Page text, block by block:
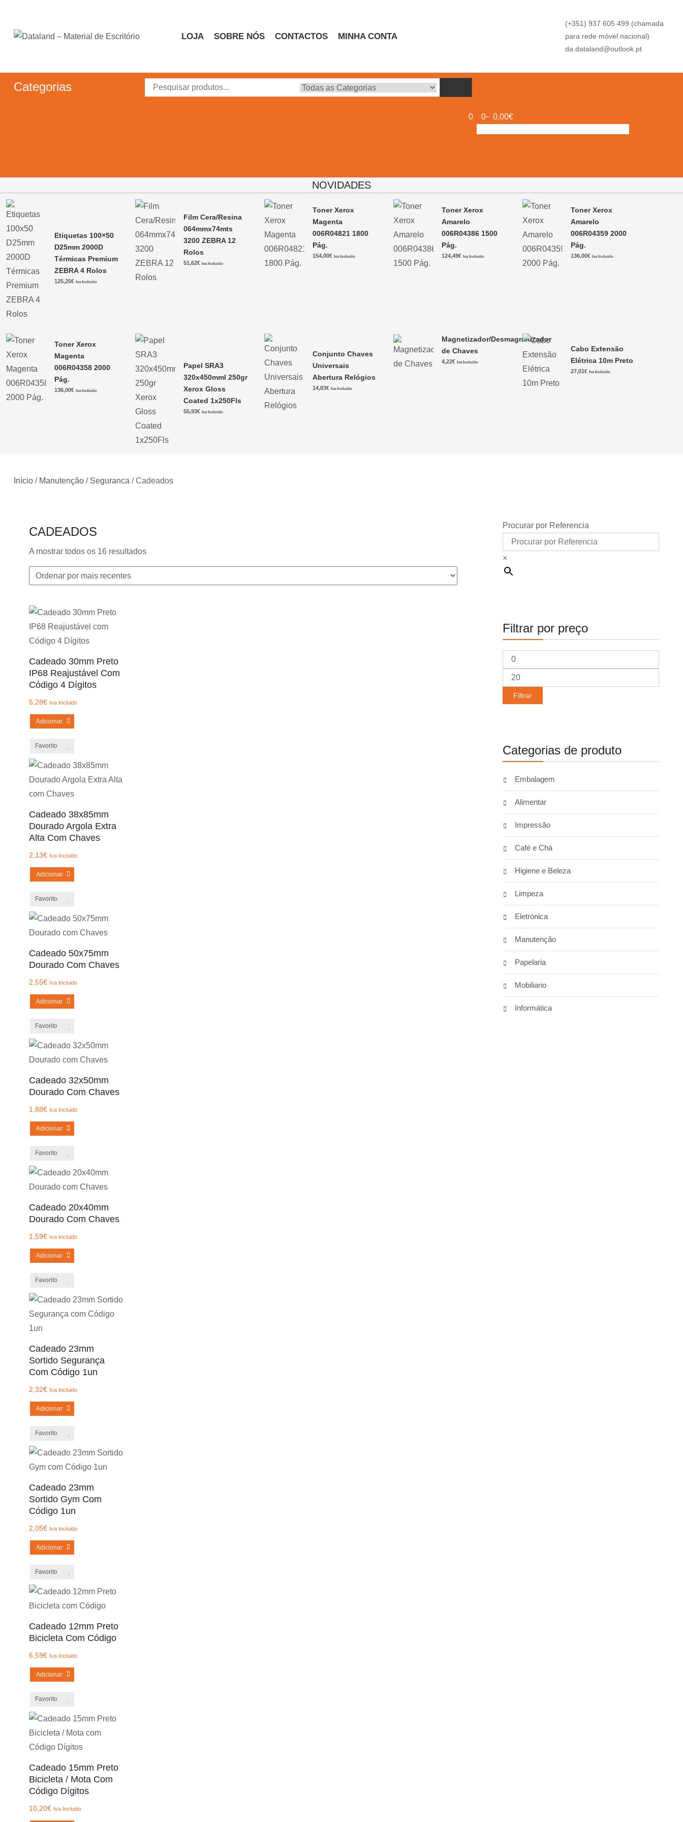
content
LOJA SOBRE NÓS CONTACTOS MINHA CONTA
(+351) 937 605 499 (chamada
para rede móvel nacional)
da.dataland@outlook.pt
Categorias
0 0 0,00€
NOVIDADES
Etiquetas 100×50
D25mm 2000D
Térmicas Premium
ZEBRA 4 Rolos
125,25€ Iva Incluido
Film Cera/Resina
064mmx74mts
3200 ZEBRA 12
Rolos
51,62€ Iva Incluido
Toner Xerox
Magenta
006R04821 1800
Pág.
154,00€ Iva Incluido
Toner Xerox
Amarelo
006R04386 1500
Pág.
124,49€ Iva Incluido
Toner Xerox
Amarelo
006R04359 2000
Pág.
136,00€ Iva Incluido
Toner Xerox
Magenta
006R04358 2000
Pág.
136,00€ Iva Incluido
Papel SRA3
320x450mml 250gr
Xerox Gloss
Coated 1x250Fls
55,93€ Iva Incluido
Conjunto Chaves
Universais
Abertura Relógios
14,83€ Iva Incluido
Magnetizador/Desmagnetizador
de Chaves
4,22€ Iva Incluido
Cabo Extensão
Elétrica 10m Preto
27,01€ Iva Incluido
Início/ Manutenção/ Seguranca / Cadeados
CADEADOS
A mostrar todos os 16 resultadosOrdenado
por
Cadeado 30mm Preto
IP68 Reajustável Com
Código 4 Dígitos
5,28€ Iva Incluido
Adicionar
Favorito
Cadeado 38x85mm
Dourado Argola Extra
Alta Com Chaves
2,13€ Iva Incluido
Adicionar
Favorito
Cadeado 50x75mm
Dourado Com Chaves
2,55€ Iva Incluido
Adicionar
Favorito
Cadeado 32x50mm
Dourado Com Chaves
1,88€ Iva Incluido
Adicionar
Favorito
Cadeado 20x40mm
Dourado Com Chaves
1,59€ Iva Incluido
Adicionar
Favorito
Cadeado 23mm
Sortido Segurança
Com Código 1un
2,32€ Iva Incluido
Adicionar
Favorito
Cadeado 23mm
Sortido Gym Com
Código 1un
2,05€ Iva Incluido
Adicionar
Favorito
Cadeado 12mm Preto
Bicicleta Com Código
6,59€ Iva Incluido
Adicionar
Favorito
Cadeado 15mm Preto
Bicicleta / Mota Com
Código Dígitos
10,20€ Iva Incluido
Procurar por Referencia
×
Filtrar por preço
Preço
mínimo
Preço
máximo
Filtrar
Categorias de produto
Embalagem
Alimentar
Impressão
Café e Chá
Higiene e Beleza
Limpeza
Eletrónica
Manutenção
Papelaria
Mobiliario
Informática